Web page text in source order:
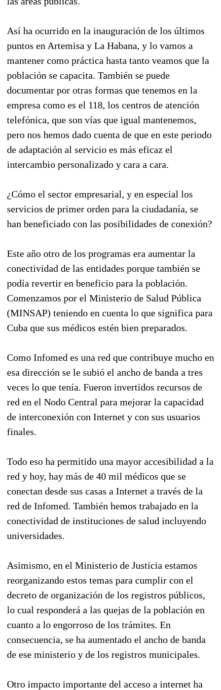
Así ha ocurrido en la inauguración de los últimos
puntos en Artemisa y La Habana, y lo vamos a
mantener como práctica hasta tanto veamos que la
población se capacita. También se puede
documentar por otras formas que tenemos en la
empresa como es el 118, los centros de atención
telefónica, que son vías que igual mantenemos,
pero nos hemos dado cuenta de que en este periodo
de adaptación al servicio es más eficaz el
intercambio personalizado y cara a cara.
¿Cómo el sector empresarial, y en especial los
servicios de primer orden para la ciudadanía, se
han beneficiado con las posibilidades de conexión?
Este año otro de los programas era aumentar la
conectividad de las entidades porque también se
podía revertir en beneficio para la población.
Comenzamos por el Ministerio de Salud Pública
(MINSAP) teniendo en cuenta lo que significa para
Cuba que sus médicos estén bien preparados.
Como Infomed es una red que contribuye mucho en
esa dirección se le subió el ancho de banda a tres
veces lo que tenía. Fueron invertidos recursos de
red en el Nodo Central para mejorar la capacidad
de interconexión con Internet y con sus usuarios
finales.
Todo eso ha permitido una mayor accesibilidad a la
red y hoy, hay más de 40 mil médicos que se
conectan desde sus casas a Internet a través de la
red de Infomed. También hemos trabajado en la
conectividad de instituciones de salud incluyendo
universidades.
Asimismo, en el Ministerio de Justicia estamos
reorganizando estos temas para cumplir con el
decreto de organización de los registros públicos,
lo cual responderá a las quejas de la población en
cuanto a lo engorroso de los trámites. En
consecuencia, se ha aumentado el ancho de banda
de ese ministerio y de los registros municipales.
Otro impacto importante del acceso a internet ha